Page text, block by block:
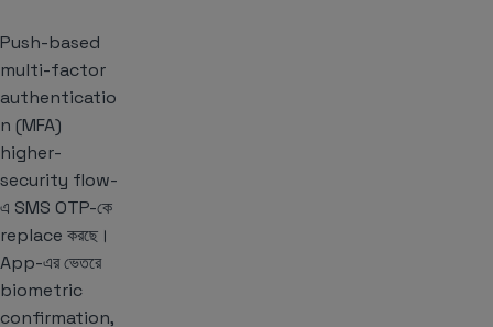
Push-based
multi-factor
authenticatio
n (MFA)
higher-
security flow-
এ SMS OTP-কে
replace করছে।
App-এর ভেতরে
biometric
confirmation,